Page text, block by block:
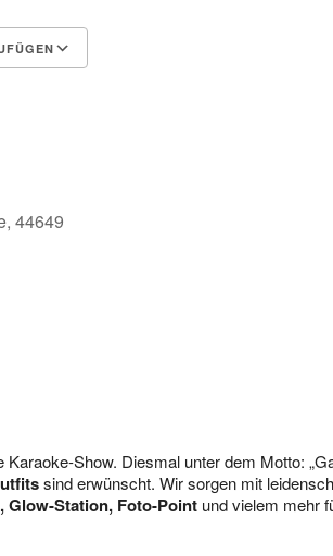
44649
Karaoke-Show. Diesmal unter dem Motto:
sind erwünscht. Wir sorgen mit
Glow-Station, Foto-Point und vielem mehr